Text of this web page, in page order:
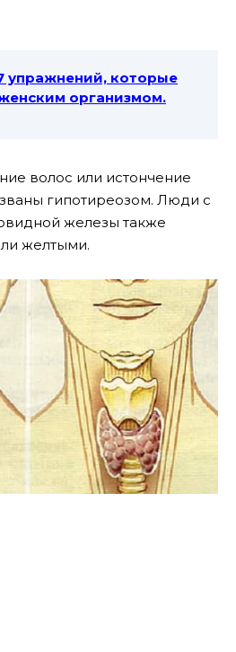
упражнений, которые
организмом.
волос или истончение
гипотиреозом. Люди с
железы также
желтыми.